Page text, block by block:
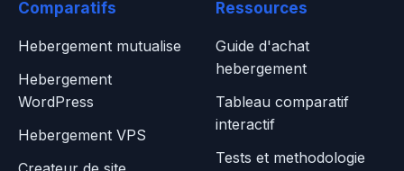
Comparatifs
Hebergement mutualise
Hebergement
WordPress
Hebergement VPS
Ressources
Guide d'achat
hebergement
Tableau comparatif
interactif
Tests et methodologie